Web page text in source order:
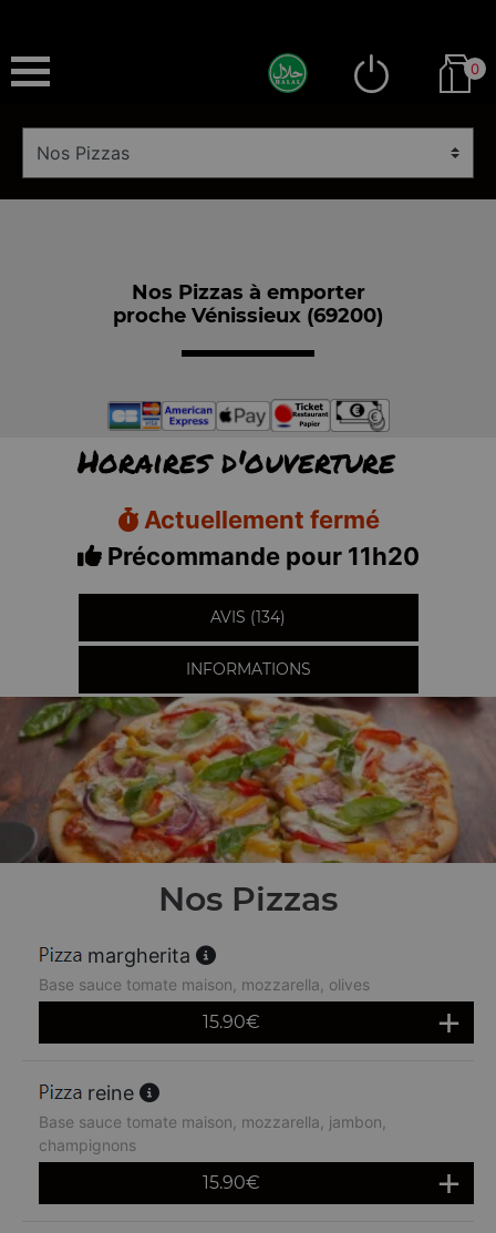
0
Nos Pizzas à emporter
proche Vénissieux (69200)
Horaires d'ouverture
Actuellement fermé
Précommande pour 11h20
AVIS (134)
INFORMATIONS
Nos Pizzas
margherita
Base sauce tomate maison, mozzarella, olives
15.90€
reine
Base sauce tomate maison, mozzarella, jambon,
champignons
15.90€